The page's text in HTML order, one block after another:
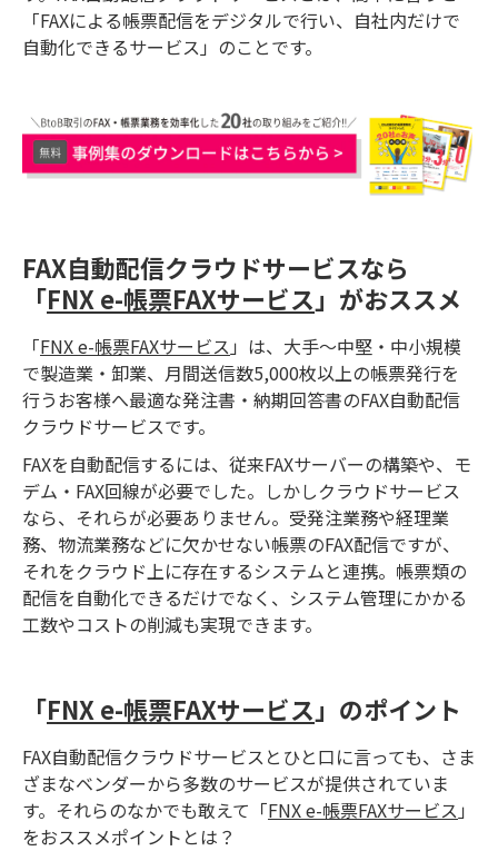
「FAXによる帳票配信をデジタルで行い、自社内だけで
自動化できるサービス」のことです。
FAX自動配信クラウドサービスなら
「FNX e-帳票FAXサービス 」がおススメ
「FNX e-帳票FAXサービス 」は、大手～中堅・中小規模
で製造業・卸業、月間送信数5,000枚以上の帳票発行を
行うお客様へ最適な発注書・納期回答書のFAX自動配信
クラウドサービスです。
FAXを自動配信するには、従来FAXサーバーの構築や、モ
デム・FAX回線が必要でした。しかしクラウドサービス
なら、それらが必要ありません。受発注業務や経理業
務、物流業務などに欠かせない帳票のFAX配信ですが、
それをクラウド上に存在するシステムと連携。帳票類の
配信を自動化できるだけでなく、システム管理にかかる
工数やコストの削減も実現できます。
「FNX e-帳票FAXサービス 」のポイント
FAX自動配信クラウドサービスとひと口に言っても、さま
ざまなベンダーから多数のサービスが提供されていま
す。それらのなかでも敢えて「FNX e-帳票FAXサービス 」
をおススメポイントとは？